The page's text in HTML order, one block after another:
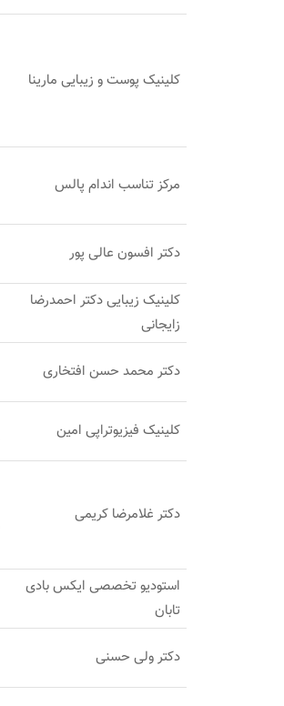
كلينيک پوست و زيبايى مارينا​
مرکز تناسب اندام پالس
دکتر افسون عالی پور
کلینیک زیبایی دکتر احمدرضا
زایجانی
دکتر محمد حسن افتخاری
کلینیک فیزیوتراپی امین
دکتر غلامرضا کریمی
استودیو تخصصی ایکس بادی
تابان
دکتر ولی حسنی